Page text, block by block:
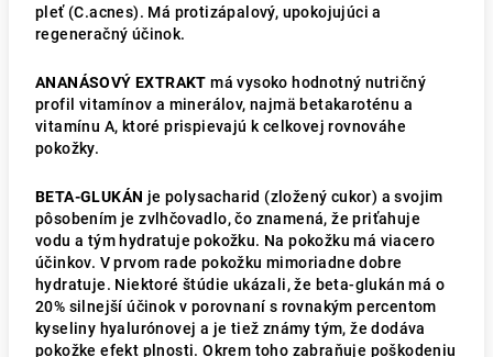
pleť (C.acnes). Má protizápalový, upokojujúci a
regeneračný účinok.
ANANÁSOVÝ EXTRAKT má vysoko hodnotný nutričný
profil vitamínov a minerálov, najmä betakaroténu a
vitamínu A, ktoré prispievajú k celkovej rovnováhe
pokožky.
BETA-GLUKÁN je polysacharid (zložený cukor) a svojim
pôsobením je zvlhčovadlo, čo znamená, že priťahuje
vodu a tým hydratuje pokožku. Na pokožku má viacero
účinkov. V prvom rade pokožku mimoriadne dobre
hydratuje. Niektoré štúdie ukázali, že beta-glukán má o
20% silnejší účinok v porovnaní s rovnakým percentom
kyseliny hyalurónovej a je tiež známy tým, že dodáva
pokožke efekt plnosti. Okrem toho zabraňuje poškodeniu